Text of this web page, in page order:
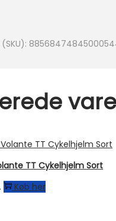
TT Cykelhjelm Sort
Køb her